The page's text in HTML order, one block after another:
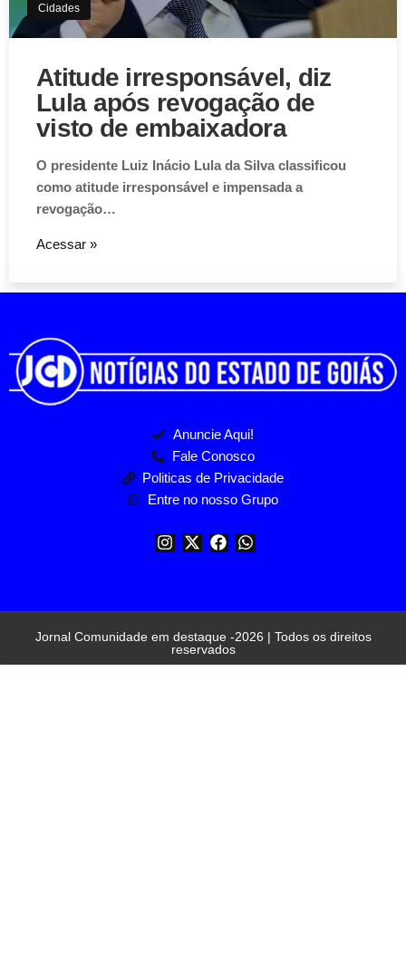
Cidades
Atitude irresponsável, diz
Lula após revogação de
visto de embaixadora
O presidente Luiz Inácio Lula da Silva classificou
como atitude irresponsável e impensada a
revogação…
Acessar »
Anuncie Aqui!
Fale Conosco
Politicas de Privacidade
Entre no nosso Grupo
Jornal Comunidade em destaque -2026 | Todos os direitos
reservados